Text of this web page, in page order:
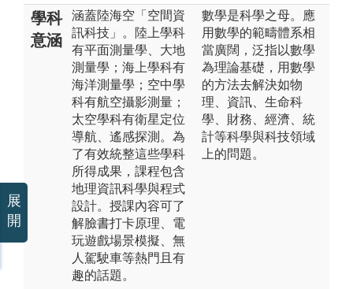
學科
意涵
涵蓋陸海空「空間資
訊科技」。陸上學科
有平面測量學、大地
測量學；海上學科有
海洋測量學；空中學
科有航空攝影測量；
太空學科有衛星定位
導航、遙感探測。為
了有效統整這些學科
所得成果，課程包含
地理資訊科學與程式
設計。授課內容可了
解臉書打卡原理、電
玩遊戲場景模擬、無
人駕駛車等熱門且有
趣的話題。
數學是科學之母。應
用數學的範疇體系相
當廣闊，泛指以數學
為理論基礎，用數學
的方法去解決如物
理、資訊、生命科
學、財務、經濟、統
計等科學與科技領域
上的問題。
展
開